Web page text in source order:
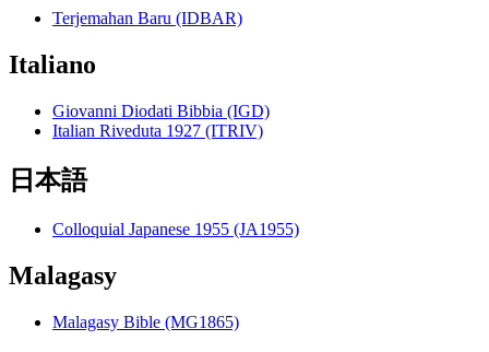
Terjemahan Baru (IDBAR)
Italiano
Giovanni Diodati Bibbia (IGD)
Italian Riveduta 1927 (ITRIV)
日本語
Colloquial Japanese 1955 (JA1955)
Malagasy
Malagasy Bible (MG1865)